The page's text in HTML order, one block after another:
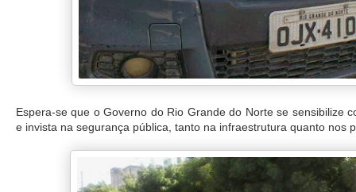
Espera-se que o Governo do Rio Grande do Norte se sensibilize
e invista na segurança pública, tanto na infraestrutura quanto nos